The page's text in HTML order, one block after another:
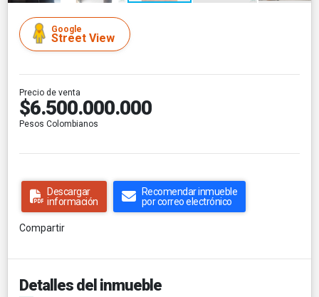
Google
Street View
Precio de venta
$6.500.000.000
Pesos Colombianos
Descargar
información
Recomendar inmueble
por correo electrónico
Compartir
Detalles del inmueble